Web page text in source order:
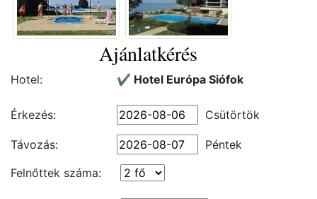
Ajánlatkérés
Hotel: ✔️ Hotel Európa Siófok
Érkezés: Csütörtök
Távozás:
Péntek
Felnőttek száma: